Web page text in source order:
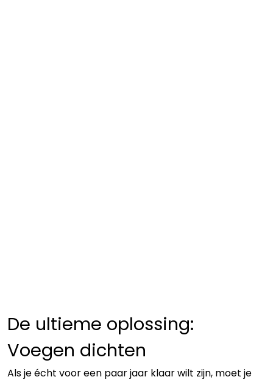
De ultieme oplossing:
Voegen dichten
Als je écht voor een paar jaar klaar wilt zijn, moet je